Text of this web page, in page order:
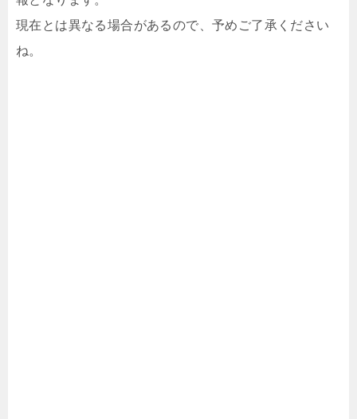
現在とは異なる場合があるので、予めご了承ください
ね。